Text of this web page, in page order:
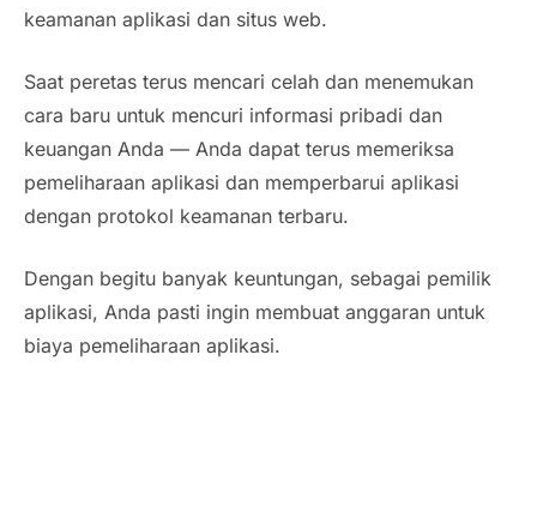
keamanan aplikasi dan situs web.
Saat peretas terus mencari celah dan menemukan
cara baru untuk mencuri informasi pribadi dan
keuangan Anda — Anda dapat terus memeriksa
pemeliharaan aplikasi dan memperbarui aplikasi
dengan protokol keamanan terbaru.
Dengan begitu banyak keuntungan, sebagai pemilik
aplikasi, Anda pasti ingin membuat anggaran untuk
biaya pemeliharaan aplikasi.